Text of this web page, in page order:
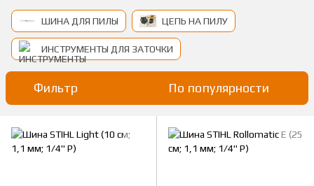
ШИНА ДЛЯ ПИЛЫ ЦЕПЬ НА ПИЛУ
ИНСТРУМЕНТЫ ДЛЯ ЗАТОЧКИ
Фильтр По популярности